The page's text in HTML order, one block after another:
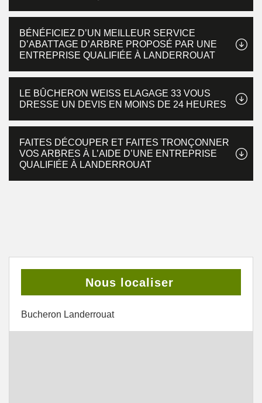
BÉNÉFICIEZ D’UN MEILLEUR SERVICE
D’ABATTAGE D’ARBRE PROPOSÉ PAR UNE
ENTREPRISE QUALIFIÉE À LANDERROUAT
LE BÛCHERON WEISS ELAGAGE 33 VOUS
DRESSE UN DEVIS EN MOINS DE 24 HEURES
FAITES DÉCOUPER ET FAITES TRONÇONNER
VOS ARBRES À L’AIDE D’UNE ENTREPRISE
QUALIFIÉE À LANDERROUAT
Nous localiser
Bucheron Landerrouat